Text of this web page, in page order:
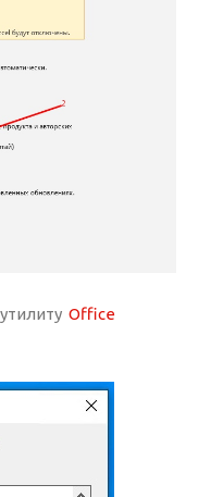
Office